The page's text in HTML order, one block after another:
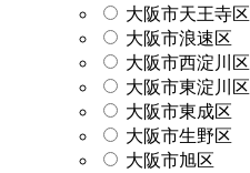
大阪市天王寺区
大阪市浪速区
大阪市西淀川区
大阪市東淀川区
大阪市東成区
大阪市生野区
大阪市旭区